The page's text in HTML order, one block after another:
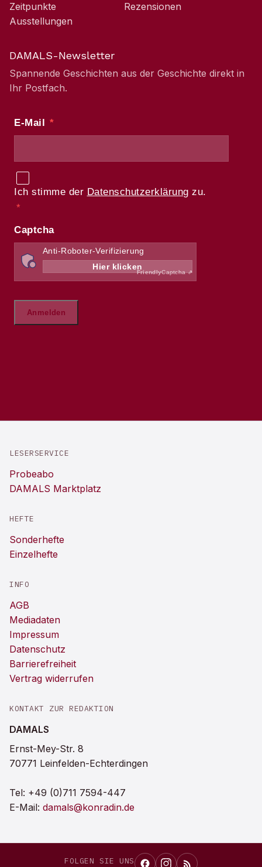
Zeitpunkte
Ausstellungen
Rezensionen
DAMALS-Newsletter
Spannende Geschichten aus der Geschichte direkt in
Ihr Postfach.
LESERSERVICE
Probeabo
DAMALS Marktplatz
HEFTE
Sonderhefte
Einzelhefte
INFO
AGB
Mediadaten
Impressum
Datenschutz
Barrierefreiheit
Vertrag widerrufen
KONTAKT ZUR REDAKTION
DAMALS
Ernst-Mey-Str. 8
70771 Leinfelden-Echterdingen
Tel: +49 (0)711 7594-447
E-Mail: damals@konradin.de
FOLGEN SIE UNS